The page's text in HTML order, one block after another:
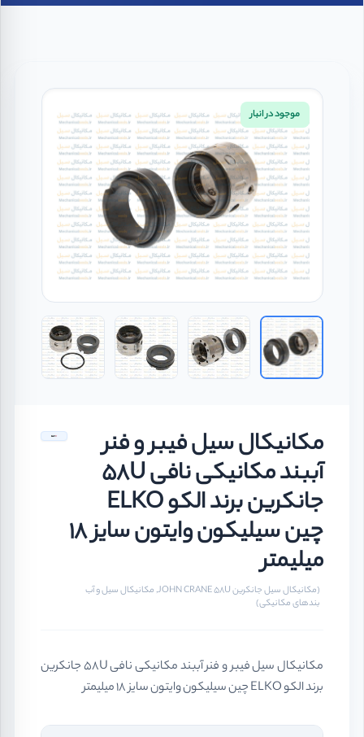
موجود در انبار
مکانیکال سیل فیبر و فنر
آببند مکانیکی نافی 58U
جانکرین برند الکو ELKO
چین سیلیکون وایتون سایز 18
میلیمتر
(مکانیکال سیل جانکرین JOHN CRANE 58U, مکانیکال سیل و آب
بندهای مکانیکی)
مکانیکال سیل فیبر و فنر آببند مکانیکی نافی 58U جانکرین
برند الکو ELKO چین سیلیکون وایتون سایز 18 میلیمتر